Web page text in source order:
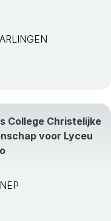
College Christelijke
voor Lyceu